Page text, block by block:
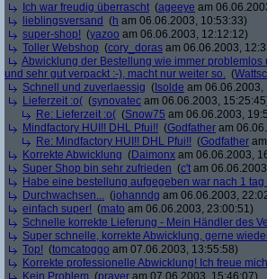
Ich war freudig überrascht (ageeye am
lieblingsversand (h am 06.06.2003, 10:53:33)
super-shop! (yazoo am 06.06.2003, 12:12:12)
Toller Webshop (cory_doras am 06.06.2003,
Abwicklung der Bestellung wie immer
und sehr gut verpackt :-), macht nur weiter so. (
Schnell und zuverlaessig ( Isolde am 06.06.2003,
Lieferzeit :o( (synovatec am 06.06.2003,
Re: Lieferzeit :o( (Snow75 am 06.06.2003,
Mindfactory HUI!! DHL Pfui!! (Godfather am
Re: Mindfactory HUI!! DHL Pfui!! (Godfather
Korrekte Abwicklung (Daimonx am 06.06.2003,
Super Shop bin sehr zufrieden (c't am
Habe eine bestellung aufgegeben war nach 1
Durchwachsen... (johanndg am 06.06.2003,
einfach super! (mato am 06.06.2003, 23:00:51)
Schnelle korrekte Lieferung - Mein Händler des
Super schnelle, korrekte Abwicklung, gerne
Top! (tomcatoggo am 07.06.2003, 13:55:58)
Korrekte professionelle Abwicklung! Ich freue
Kein Problem (prayer am 07.06.2003, 15:46:07)